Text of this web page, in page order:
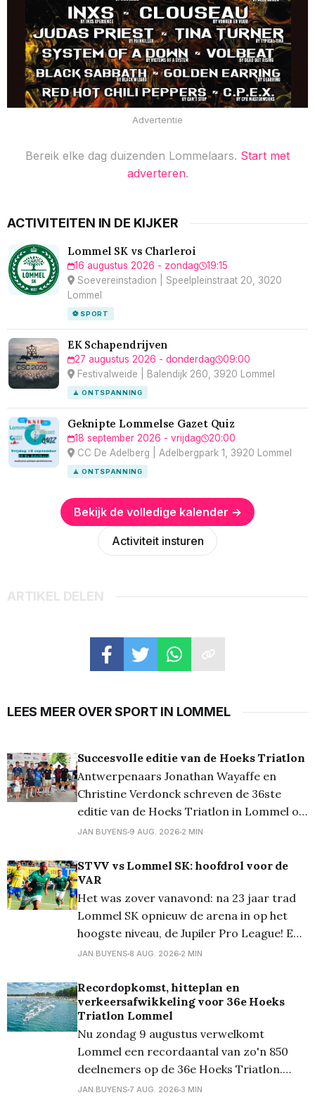
Advertentie
Bereik elke dag duizenden Lommelaars. Start met
adverteren.
ACTIVITEITEN IN DE KIJKER
Lommel SK vs Charleroi
16 augustus 2026 - zondag
19:15
Soevereinstadion | Speelpleinstraat 20, 3020
Lommel
⚽ SPORT
EK Schapendrijven
27 augustus 2026 - donderdag
09:00
Festivalweide | Balendijk 260, 3920 Lommel
🧘 ONTSPANNING
Geknipte Lommelse Gazet Quiz
18 september 2026 - vrijdag
20:00
CC De Adelberg | Adelbergpark 1, 3920 Lommel
🧘 ONTSPANNING
Bekijk de volledige kalender →
Activiteit insturen
ARTIKEL DELEN
LEES MEER OVER SPORT IN LOMMEL
Succesvolle editie van de Hoeks Triatlon
Antwerpenaars Jonathan Wayaffe en
Christine Verdonck schreven de 36ste
editie van de Hoeks Triatlon in Lommel op
hun naam. De eerste Lommelaar werd
sprinttriatlon werd gewonnen door
Wouter Vander Mast bij de heren, en door
Ine Wittevrongel bij de dames. Het werd
alweer
JAN BUYENS 9 AUG. 2026 2 MIN
STVV vs Lommel SK: hoofdrol voor de
VAR
Het was zover vanavond: na 23 jaar trad
Lommel SK opnieuw de arena in op het
hoogste niveau, de Jupiler Pro League! En
ze deden dat voortreffelijk want ze
zelfverzekerd op het veld en had de eerste
10 minuten het balbezit. Echte kansjes
kwamen
JAN BUYENS 8 AUG. 2026 2 MIN
Recordopkomst, hitteplan en
verkeersafwikkeling voor 36e Hoeks
Triatlon Lommel
Nu zondag 9 augustus verwelkomt
Lommel een recordaantal van zo'n 850
deelnemers op de 36e Hoeks Triatlon.
Door de voorspelde tropische
JAN BUYENS 7 AUG. 2026 3 MIN